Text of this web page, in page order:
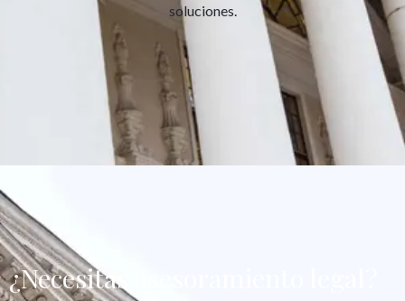
soluciones.
¿Necesitas asesoramiento legal?